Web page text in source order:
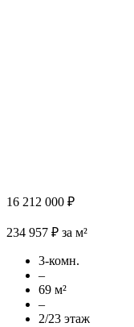
16 212 000 ₽
234 957 ₽ за м²
3-комн.
–
69 м²
–
2/23 этаж